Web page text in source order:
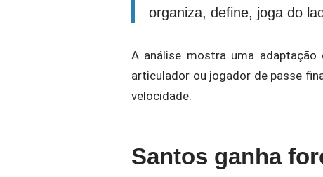
organiza, define, joga do
A análise mostra uma
articulador ou jogador de passe
velocidade.
Santos ganha